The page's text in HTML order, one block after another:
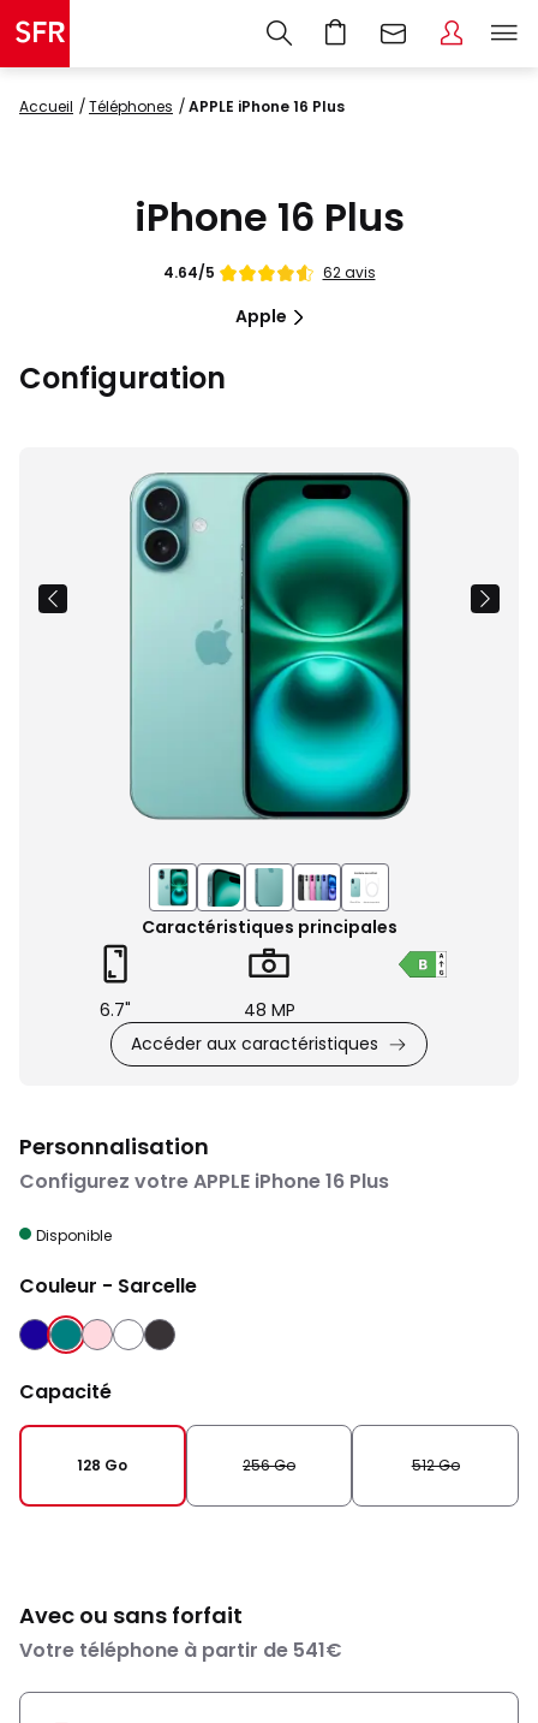
Accueil Téléphones APPLE iPhone 16 Plus
iPhone 16 Plus
Note
4.64/5 62 avis
Apple
Configuration
Images
du
produit
Caractéristiques principales
6.7"
48 MP
Accéder aux caractéristiques
Personnalisation
Configurez votre APPLE iPhone 16 Plus
Disponible
Couleur - Sarcelle
OUTREMER SARCELLE ROSE BLANC NOIR
Capacité
128 Go 256 Go 512 Go
Avec ou sans forfait
Votre téléphone à partir de 541€